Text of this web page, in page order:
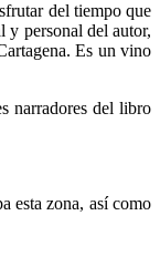
del tiempo que
y personal del autor,
Es un vino
narradores del libro
esta zona, así como